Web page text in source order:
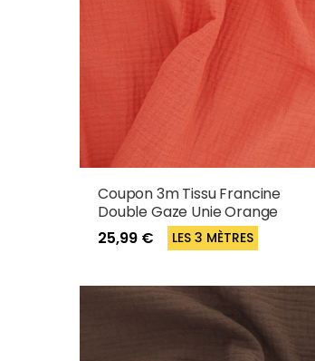
Coupon 3m Tissu Francine
Double Gaze Unie Orange
25,99 €
LES 3 MÈTRES